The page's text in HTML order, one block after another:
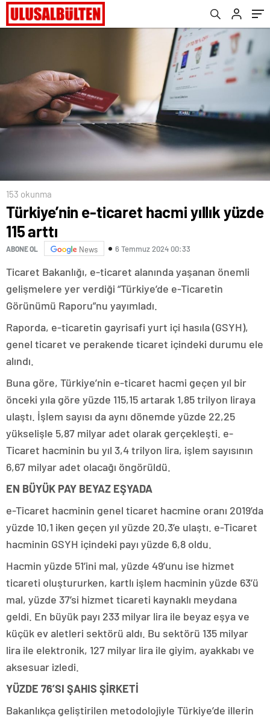
153 okunma
Türkiye’nin e-ticaret hacmi yıllık yüzde
115 arttı
ABONE OL News 6 Temmuz 2024 00:33
Ticaret Bakanlığı, e-ticaret alanında yaşanan önemli
gelişmelere yer verdiği “Türkiye’de e-Ticaretin
Görünümü Raporu”nu yayımladı.
Raporda, e-ticaretin gayrisafi yurt içi hasıla (GSYH),
genel ticaret ve perakende ticaret içindeki durumu ele
alındı.
Buna göre, Türkiye’nin e-ticaret hacmi geçen yıl bir
önceki yıla göre yüzde 115,15 artarak 1,85 trilyon liraya
ulaştı. İşlem sayısı da aynı dönemde yüzde 22,25
yükselişle 5,87 milyar adet olarak gerçekleşti. e-
Ticaret hacminin bu yıl 3,4 trilyon lira, işlem sayısının
6,67 milyar adet olacağı öngörüldü.
EN BÜYÜK PAY BEYAZ EŞYADA
e-Ticaret hacminin genel ticaret hacmine oranı 2019’da
yüzde 10,1 iken geçen yıl yüzde 20,3’e ulaştı. e-Ticaret
hacminin GSYH içindeki payı yüzde 6,8 oldu.
Hacmin yüzde 51’ini mal, yüzde 49’unu ise hizmet
ticareti oluştururken, kartlı işlem hacminin yüzde 63’ü
mal, yüzde 37’si hizmet ticareti kaynaklı meydana
geldi. En büyük payı 233 milyar lira ile beyaz eşya ve
küçük ev aletleri sektörü aldı. Bu sektörü 135 milyar
lira ile elektronik, 127 milyar lira ile giyim, ayakkabı ve
aksesuar izledi.
YÜZDE 76’SI ŞAHIS ŞİRKETİ
Bakanlıkça geliştirilen metodolojiyle Türkiye’de illerin